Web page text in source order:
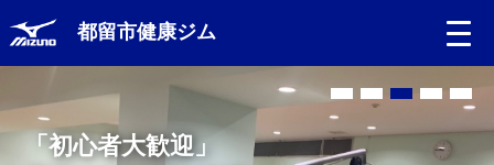
都留市健康ジム
「初心者大歓迎」